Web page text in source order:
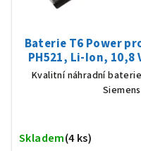
Baterie T6 Power
PH521, Li-Ion, 10,8
Kvalitní náhradní
Skladem(4 ks)